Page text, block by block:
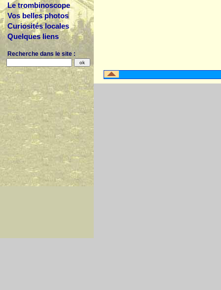
Le trombinoscope
Vos belles photos
Curiosités locales
Quelques liens
Recherche dans le site :